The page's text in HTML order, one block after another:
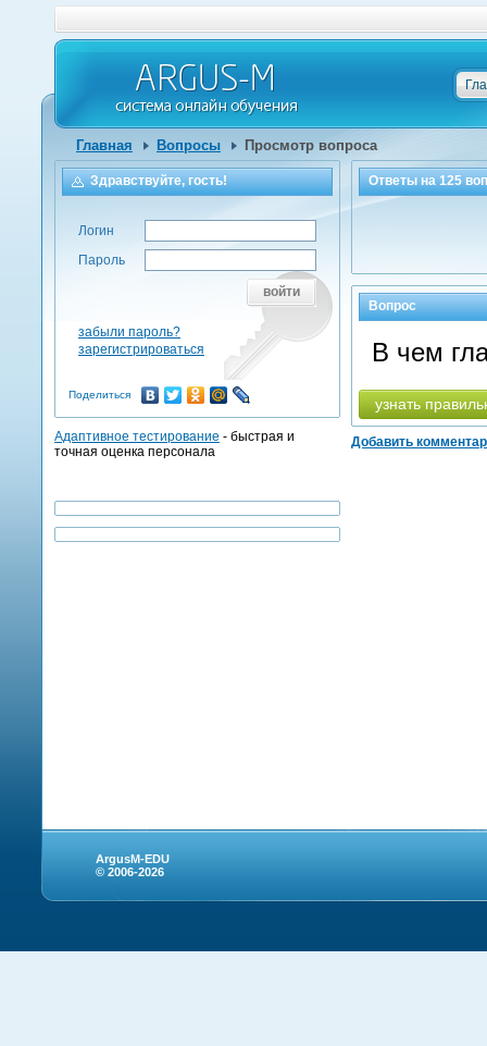
Главная Вопросы Просмотр вопроса
Ответы на125
Вопрос
В чем
узнать
Добавить
Здравствуйте, гость!
Логин
Пароль
войти
забыли пароль?
зарегистрироваться
Поделиться
Адаптивное тестирование - быстрая и
точная оценка персонала
ArgusM-EDU
© 2006-2026